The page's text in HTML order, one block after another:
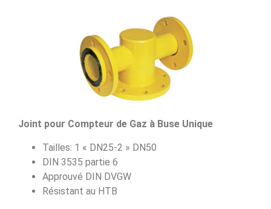
Joint pour Compteur de Gaz à Buse Unique
Tailles: 1 « DN25-2 » DN50
DIN 3535 partie 6
Approuvé DIN DVGW
Résistant au HTB